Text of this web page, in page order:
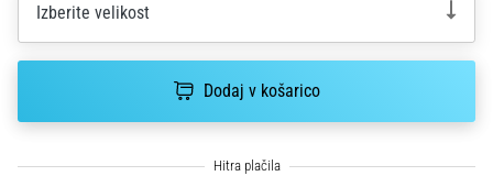
agilnost
in
eksplozivnost
menjavi
Kako…
Izberite velikost
Dodaj v košarico